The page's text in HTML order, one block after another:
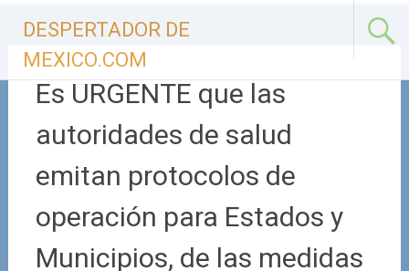
contenido
DESPERTADOR DE
MEXICO.COM
Es URGENTE que las
autoridades de salud
emitan protocolos de
operación para Estados y
Municipios, de las medidas